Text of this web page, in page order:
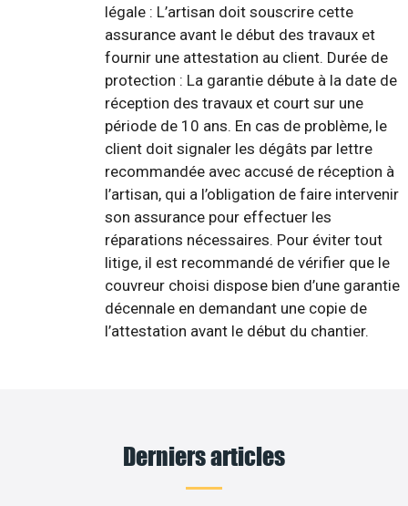
légale : L’artisan doit souscrire cette
assurance avant le début des travaux et
fournir une attestation au client. Durée de
protection : La garantie débute à la date de
réception des travaux et court sur une
période de 10 ans. En cas de problème, le
client doit signaler les dégâts par lettre
recommandée avec accusé de réception à
l’artisan, qui a l’obligation de faire intervenir
son assurance pour effectuer les
réparations nécessaires. Pour éviter tout
litige, il est recommandé de vérifier que le
couvreur choisi dispose bien d’une garantie
décennale en demandant une copie de
l’attestation avant le début du chantier.
Derniers articles